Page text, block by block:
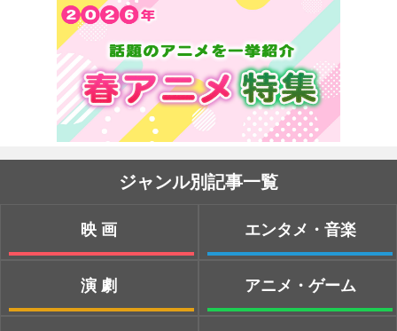
ジャンル別記事一覧
映画
演劇
エンタメ・音楽
アニメ・ゲーム